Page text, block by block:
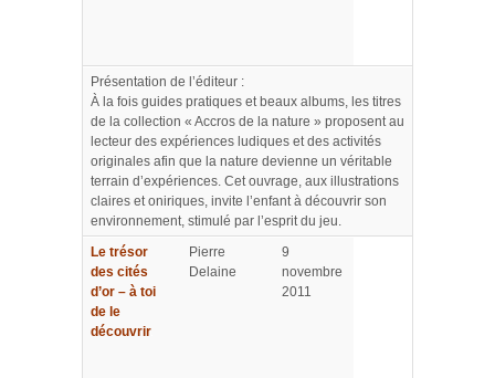
Présentation de l’éditeur :
À la fois guides pratiques et beaux albums, les titres
de la collection « Accros de la nature » proposent au
lecteur des expériences ludiques et des activités
originales afin que la nature devienne un véritable
terrain d’expériences. Cet ouvrage, aux illustrations
claires et oniriques, invite l’enfant à découvrir son
environnement, stimulé par l’esprit du jeu.
Le trésor
des cités
d’or – à toi
de le
découvrir
Pierre
Delaine
9
novembre
2011